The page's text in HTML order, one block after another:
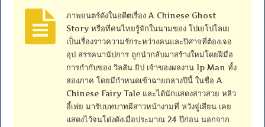
ภาพยนตร์ดังในอดีตเรื่อง A Chinese Ghost
Story หรือที่คนไทยรู้จักในนามของ โปเยโปโลเย
เป็นเรื่องราวความรักระหว่างคนและปิศาจที่ต้องเจอ
อุป สรรคนานัปการ ถูกนำกลับมาสร้างใหม่โดยฝีมือ
การกำกับของ วิลสัน ยิป เจ้าของผลงาน Ip Man ทั้ง
สองภาค โดยมีกำหนดเข้าฉายกลางปีนี้ ในชื่อ A
Chinese Fairy Tale และได้นักแสดงสาวสวย หลิว
อี้เฟย มารับบทบาทผีสาวหน้างามที่ หวังจู่เสียน เคย
แสดงไว้จนโด่งดังเมื่อประมาณ 24 ปีก่อน นอกจาก